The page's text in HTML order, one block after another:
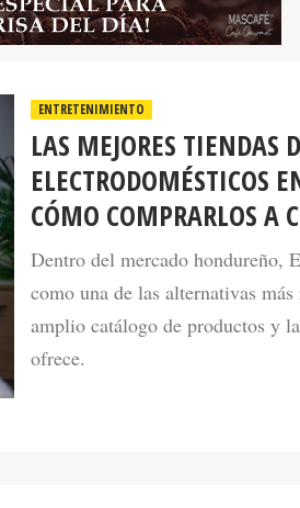
LAS MEJORES TIENDAS DE
ELECTRODOMÉSTICOS
CÓMO COMPRARLOS A
Dentro del mercado hondureño,
como una de las alternativas
amplio catálogo de productos y
ofrece.